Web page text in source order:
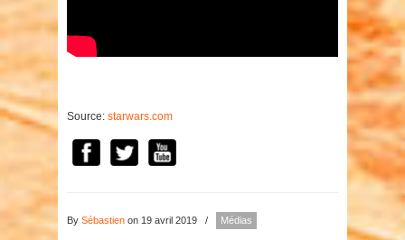
Source: starwars.com
By Sébastien on 19 avril 2019 / Médias